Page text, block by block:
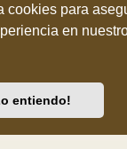
cookies para
en
entiendo!
son
no ciertos tipos de
archivos se pueden
más información.